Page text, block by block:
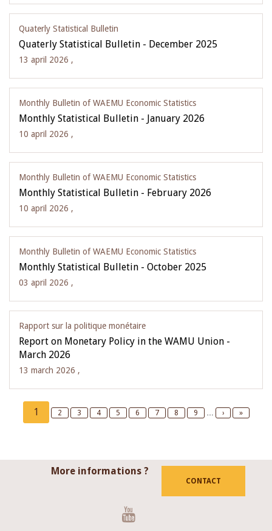
Quaterly Statistical Bulletin
Quaterly Statistical Bulletin - December 2025
13 april 2026 ,
Monthly Bulletin of WAEMU Economic Statistics
Monthly Statistical Bulletin - January 2026
10 april 2026 ,
Monthly Bulletin of WAEMU Economic Statistics
Monthly Statistical Bulletin - February 2026
10 april 2026 ,
Monthly Bulletin of WAEMU Economic Statistics
Monthly Statistical Bulletin - October 2025
03 april 2026 ,
Rapport sur la politique monétaire
Report on Monetary Policy in the WAMU Union -
March 2026
13 march 2026 ,
Pagination
Current
page
1 Page
2 Page
3 Page
4 Page
5 Page
6 Page
7 Page
8 Page
9 …
Next
›
Last
»
More informations ?
CONTACT